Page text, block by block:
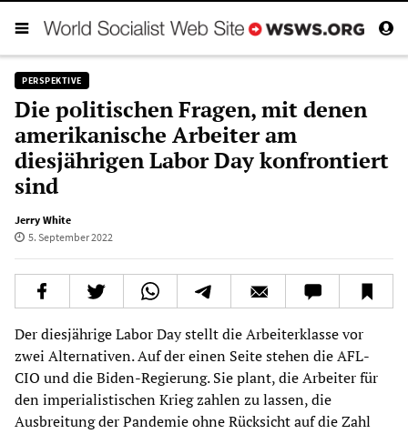
PERSPEKTIVE
Die politischen Fragen, mit denen
amerikanische Arbeiter am
diesjährigen Labor Day konfrontiert
sind
Jerry White
5. September 2022
Der diesjährige Labor Day stellt die Arbeiterklasse vor
zwei Alternativen. Auf der einen Seite stehen die AFL-
CIO und die Biden-Regierung. Sie plant, die Arbeiter für
den imperialistischen Krieg zahlen zu lassen, die
Ausbreitung der Pandemie ohne Rücksicht auf die Zahl